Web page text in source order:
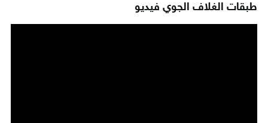
طبقات الغلاف الجوي فيديو